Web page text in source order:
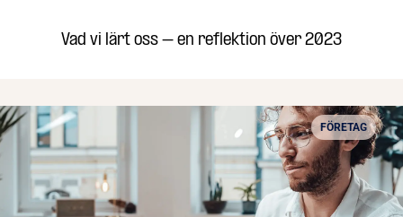
Vad vi lärt oss – en reflektion över 2023
FÖRETAG